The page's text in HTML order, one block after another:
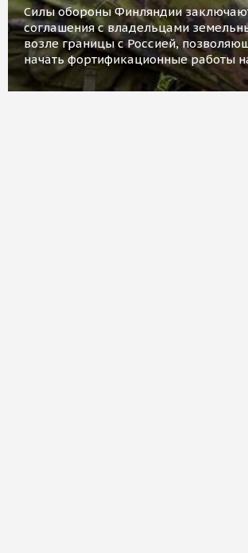
Силы обороны Финляндии
соглашения с владельцами
возле границы с Россией,
начать фортификационные работы